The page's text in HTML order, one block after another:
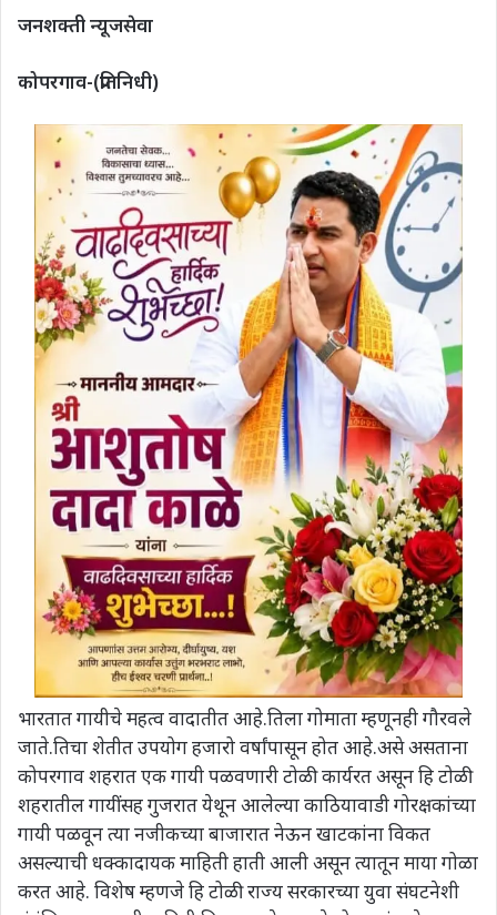
जनशक्ती न्यूजसेवा
कोपरगाव-(प्रतिनिधी)
भारतात गायीचे महत्व वादातीत आहे.तिला गोमाता म्हणूनही गौरवले
जाते.तिचा शेतीत उपयोग हजारो वर्षांपासून होत आहे.असे असताना
कोपरगाव शहरात एक गायी पळवणारी टोळी कार्यरत असून हि टोळी
शहरातील गायींसह गुजरात येथून आलेल्या काठियावाडी गोरक्षकांच्या
गायी पळवून त्या नजीकच्या बाजारात नेऊन खाटकांना विकत
असल्याची धक्कादायक माहिती हाती आली असून त्यातून माया गोळा
करत आहे. विशेष म्हणजे हि टोळी राज्य सरकारच्या युवा संघटनेशी